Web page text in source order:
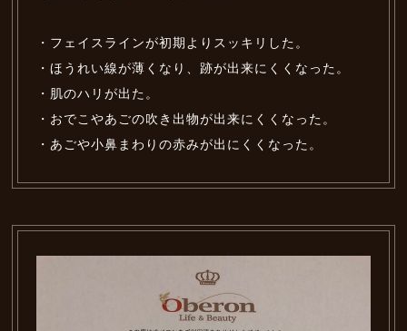
・フェイスラインが初期よりスッキリした。
・ほうれい線が薄くなり、跡が出来にくくなった。
・肌のハリが出た。
・おでこやあごの吹き出物が出来にくくなった。
・あごや小鼻まわりの赤みが出にくくなった。